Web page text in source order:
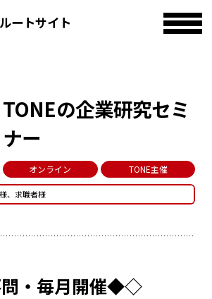
ートサイト
オンライン TONE主催
TONEの企業研究セミ
ナー
、求職者様
・毎月開催◆◇